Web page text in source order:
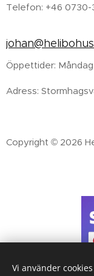
Telefon: +46 0730-
Öppettider:
Adress:
Copyright © 2026
Vi använder